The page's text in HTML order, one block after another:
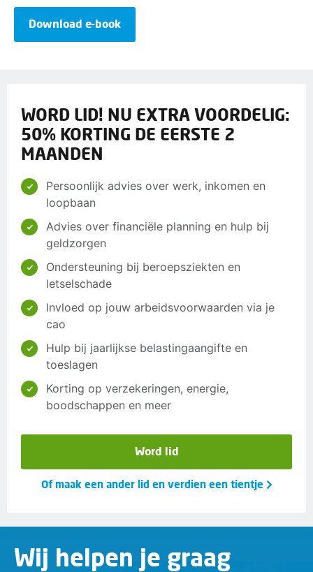
Download e-book
WORD LID! NU EXTRA VOORDELIG:
50% KORTING DE EERSTE 2
MAANDEN
Persoonlijk advies over werk, inkomen en
loopbaan
Advies over financiële planning en hulp bij
geldzorgen
Ondersteuning bij beroepsziekten en
letselschade
Invloed op jouw arbeidsvoorwaarden via je
cao
Hulp bij jaarlijkse belastingaangifte en
toeslagen
Korting op verzekeringen, energie,
boodschappen en meer
Word lid
Of maak een ander lid en verdien een tientje
Wij helpen je graag